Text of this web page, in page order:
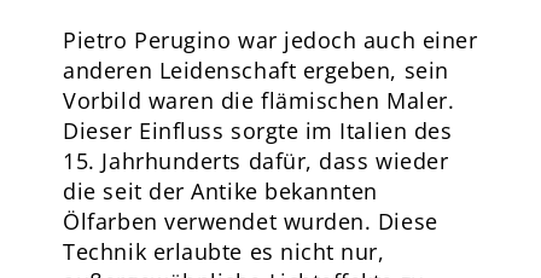
Pietro Perugino war jedoch auch einer
anderen Leidenschaft ergeben, sein
Vorbild waren die flämischen Maler.
Dieser Einfluss sorgte im Italien des
15. Jahrhunderts dafür, dass wieder
die seit der Antike bekannten
Ölfarben verwendet wurden. Diese
Technik erlaubte es nicht nur,